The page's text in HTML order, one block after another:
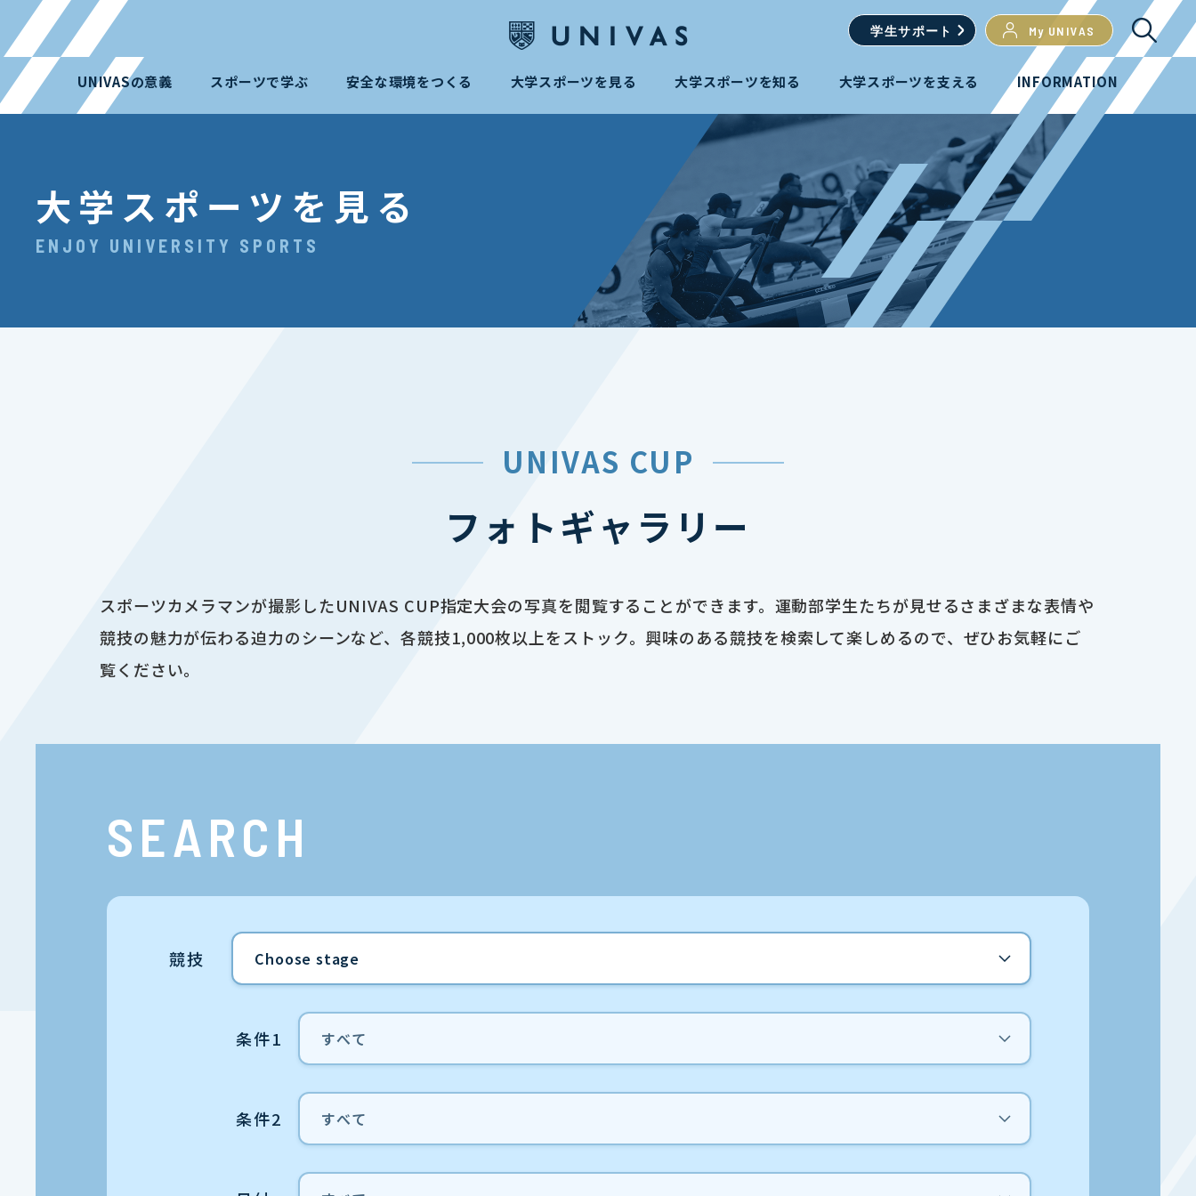
学生サポート My UNIVAS
UNIVASの意義 スポーツで学ぶ 安全な環境をつくる 大学スポーツを見る 大学スポーツを知る 大学スポーツを支える INFORMATION
大学スポーツを見る
ENJOY UNIVERSITY SPORTS
UNIVAS CUP
フォトギャラリー
スポーツカメラマンが撮影したUNIVAS CUP指定大会の写真を閲覧することができます。運動部学生たちが見せるさまざまな表情や
競技の魅力が伝わる迫力のシーンなど、各競技1,000枚以上をストック。興味のある競技を検索して楽しめるので、ぜひお気軽にご
覧ください。
SEARCH
競技
条件1
条件2